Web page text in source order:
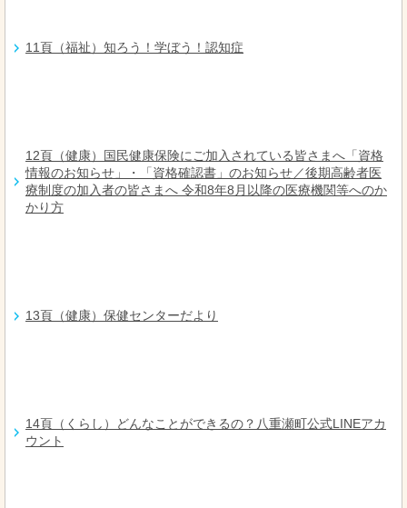
11頁（福祉）知ろう！学ぼう！認知症
12頁（健康）国民健康保険にご加入されている皆さまへ「資格
情報のお知らせ」・「資格確認書」のお知らせ／後期高齢者医
療制度の加入者の皆さまへ 令和8年8月以降の医療機関等へのか
かり方
13頁（健康）保健センターだより
14頁（くらし）どんなことができるの？八重瀬町公式LINEアカ
ウント